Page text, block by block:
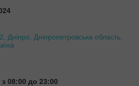
Дніпро, Дніпропетровська область,
08:00 до 23:00